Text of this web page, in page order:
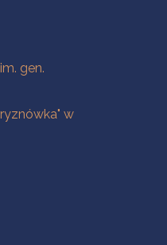
gen.
w